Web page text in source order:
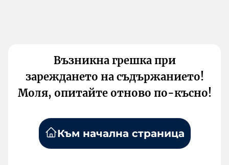
Възникна грешка при
зареждането на съдържанието!
Моля, опитайте отново по-късно!
Към начална страница